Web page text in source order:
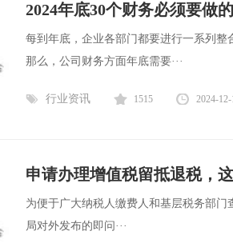
2024年底30个财务必须要做
每到年底，企业各部门都要进行一系列整
那么，公司财务方面年底需要···
行业资讯 1515 2024-12-
申请办理增值税留抵退税，
为便于广大纳税人缴费人和基层税务部
局对外发布的即问···